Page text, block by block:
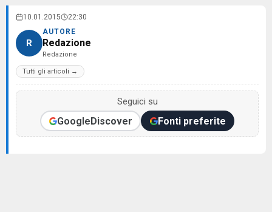
10.01.2015 22:30
R
AUTORE
Redazione
Redazione
Tutti gli articoli →
Seguici su
GoogleDiscover Fonti preferite